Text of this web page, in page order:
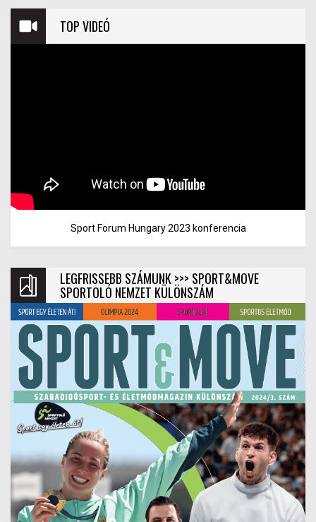
TOP VIDEÓ
Sport Forum Hungary 2023 konferencia
LEGFRISSEBB SZÁMUNK >>> SPORT&MOVE
SPORTOLÓ NEMZET KÜLÖNSZÁM